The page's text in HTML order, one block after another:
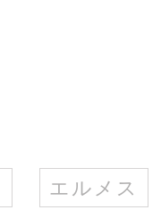
エルメス